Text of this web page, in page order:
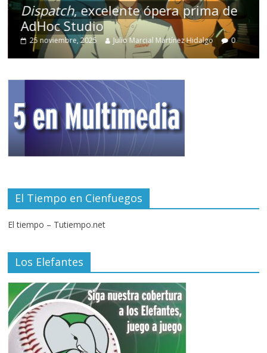
Dispatch, excelente ópera prima de
AdHoc Studio
25 noviembre, 2025 Julio Marcial Martínez Hidalgo 0
El Tiempo en Cienfuegos
El tiempo – Tutiempo.net
Los Elefantes